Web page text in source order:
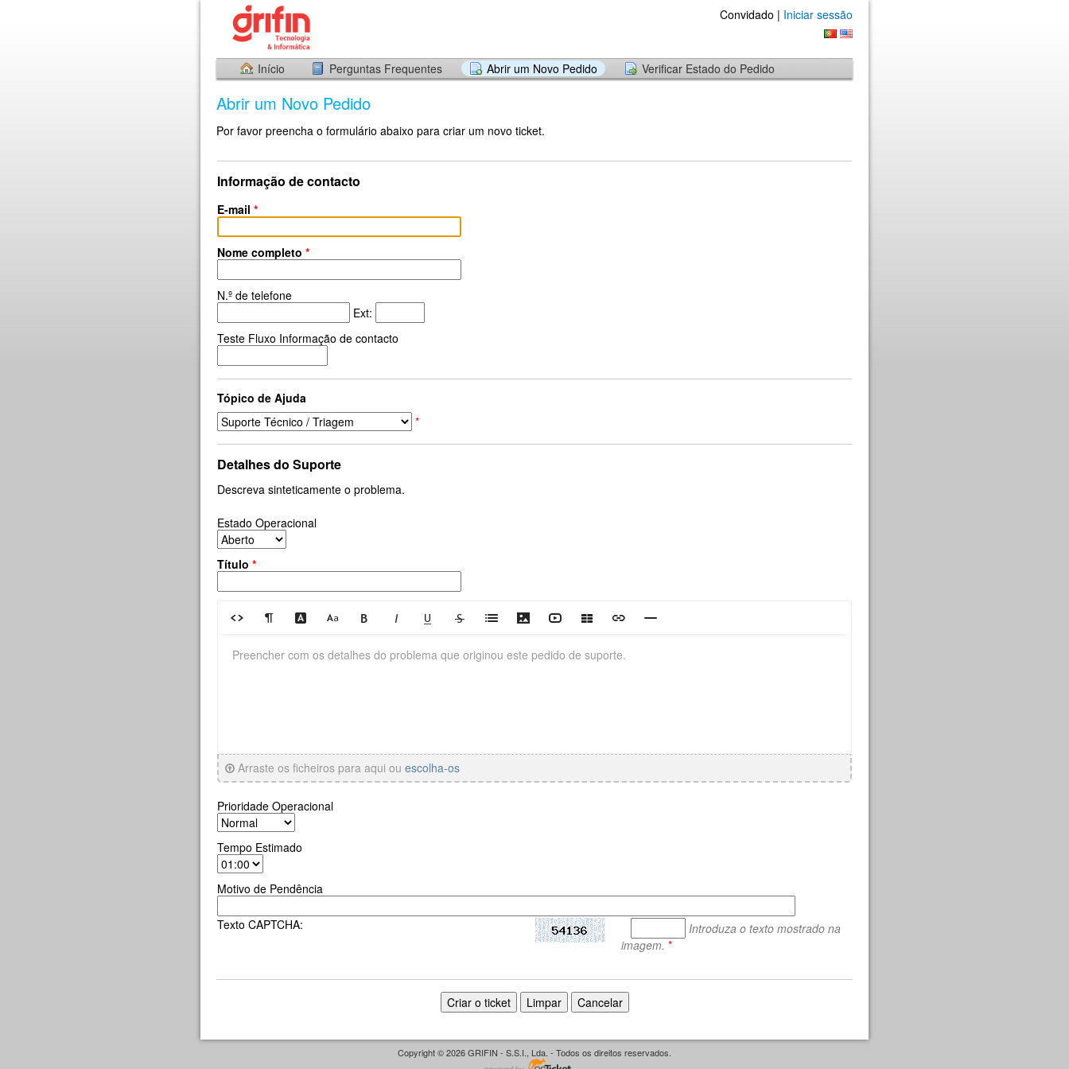
Convidado | Iniciar sessão
Início Perguntas Frequentes Abrir um Novo Pedido Verificar Estado do Pedido
Abrir um Novo Pedido
Por favor preencha o formulário abaixo para criar um novo ticket.
Informação de contacto
E-mail *
Nome completo *
N.º de telefone
Ext:
Teste Fluxo Informação de contacto
Tópico de Ajuda
*
Detalhes do Suporte
Descreva sinteticamente o problema.
Estado Operacional
Título *
Arraste os ficheiros para aqui ou escolha-os
Prioridade Operacional
Tempo Estimado
Motivo de Pendência
Texto CAPTCHA:
Introduza o texto mostrado na
imagem. *
Copyright © 2026 GRIFIN - S.S.I., Lda. - Todos os direitos reservados.